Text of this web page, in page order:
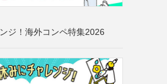
ジ！海外コンペ特集2026